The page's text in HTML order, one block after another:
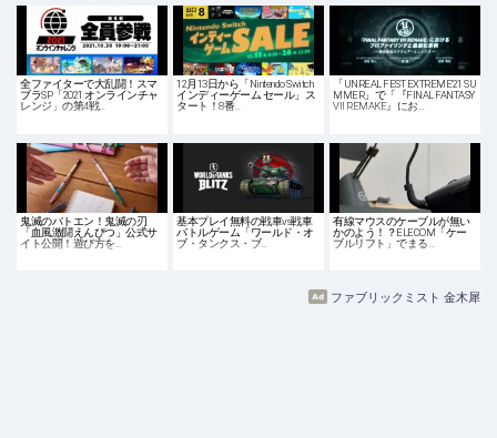
全ファイターで大乱闘！スマ
ブラSP「2021 オンラインチャ
レンジ」の第4戦…
12月13日から「Nintendo Switch
インディーゲーム セール」ス
タート！8番…
「UNREAL FEST EXTREME'21 SU
MMER」で「『FINAL FANTASY
VII REMAKE』にお…
鬼滅のバトエン！鬼滅の刃
「血風激闘えんぴつ」公式サ
イト公開！遊び方を…
基本プレイ無料の戦車vs戦車
バトルゲーム「ワールド・オ
ブ・タンクス・ブ…
有線マウスのケーブルが無い
かのよう！？ELECOM「ケー
ブルリフト」でまる…
ファブリックミスト 金木犀